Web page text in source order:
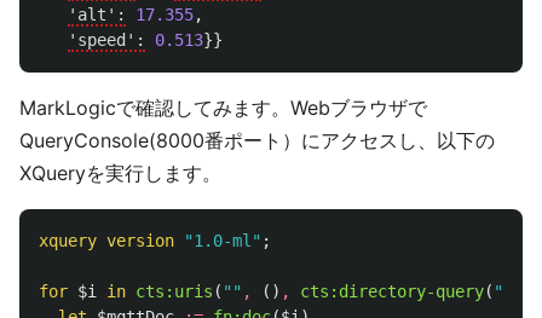
'alt':
17.355,
'speed':
0.513}}
MarkLogicで確認してみます。Webブラウザで
QueryConsole(8000番ポート）にアクセスし、以下の
XQueryを実行します。
xquery version "1.0-ml" ;
for $i in cts:uris ( "" , () , cts:directory-query( "/